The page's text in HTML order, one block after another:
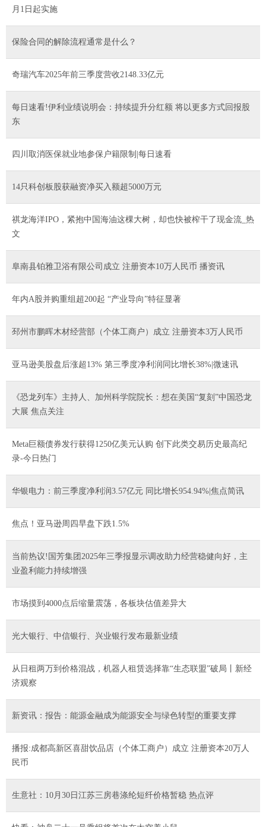
月1日起实施
保险合同的解除流程通常是什么？
奇瑞汽车2025年前三季度营收2148.33亿元
每日速看!伊利业绩说明会：持续提升分红额 将以更多方式回报股
东
四川取消医保就业地参保户籍限制|每日速看
14只科创板股获融资净买入额超5000万元
祺龙海洋IPO，紧抱中国海油这棵大树，却也快被榨干了现金流_热
文
阜南县铂雅卫浴有限公司成立 注册资本10万人民币 播资讯
年内A股并购重组超200起 “产业导向”特征显著
邳州市鹏晖木材经营部（个体工商户）成立 注册资本3万人民币
亚马逊美股盘后涨超13% 第三季度净利润同比增长38%|微速讯
《恐龙列车》主持人、加州科学院院长：想在美国“复刻”中国恐龙
大展 焦点关注
Meta巨额债券发行获得1250亿美元认购 创下此类交易历史最高纪
录-今日热门
华银电力：前三季度净利润3.57亿元 同比增长954.94%|焦点简讯
焦点！亚马逊周四早盘下跌1.5%
当前热议!国芳集团2025年三季报显示调改助力经营稳健向好，主
业盈利能力持续增强
市场摸到4000点后缩量震荡，各板块估值差异大
光大银行、中信银行、兴业银行发布最新业绩
从日租两万到价格混战，机器人租赁选择靠“生态联盟”破局丨新经
济观察
新资讯：报告：能源金融成为能源安全与绿色转型的重要支撑
播报:成都高新区喜甜饮品店（个体工商户）成立 注册资本20万人
民币
生意社：10月30日江苏三房巷涤纶短纤价格暂稳 热点评